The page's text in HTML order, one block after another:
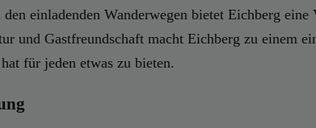
einladenden Wanderwegen bietet Eichberg
und Gastfreundschaft macht Eichberg zu einem
für jeden etwas zu bieten.